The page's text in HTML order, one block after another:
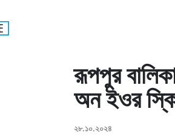
রূপপুর
অন ইওর
২৮.১০.২০২৪